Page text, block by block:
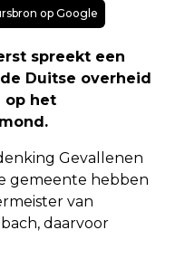
op Google
spreekt een
Duitse overheid
op het
Gevallenen
gemeente hebben
van
daarvoor